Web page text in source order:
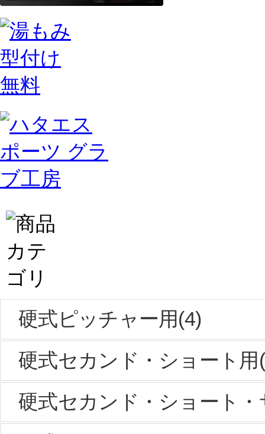
硬式ピッチャー用(4)
硬式セカンド・ショート用
硬式セカンド・ショート・